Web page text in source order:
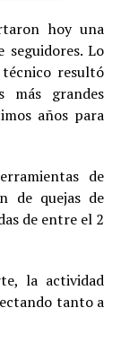
hoy una
Lo
resultó
más grandes
años para
de
de quejas de
de entre el 2
la actividad
tanto a